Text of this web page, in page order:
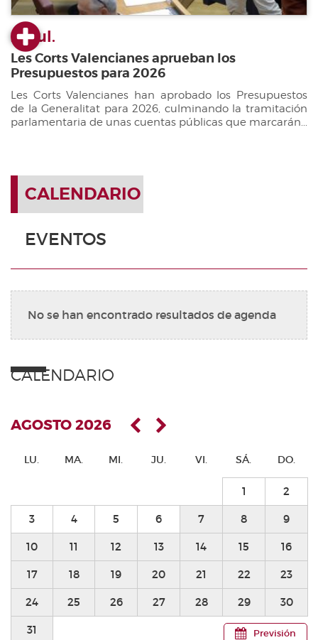
22 jul.
Les Corts Valencianes aprueban los
Presupuestos para 2026
Les Corts Valencianes han aprobado los Presupuestos
de la Generalitat para 2026, culminando la tramitación
parlamentaria de unas cuentas públicas que marcarán...
CALENDARIO
EVENTOS
No se han encontrado resultados de agenda
CALENDARIO
Previsión
AGOSTO 2026
LU. MA. MI. JU. VI. SÁ. DO.
1 2
3 4 5 6 7 8 9
10 11 12 13 14 15 16
17 18 19 20 21 22 23
24 25 26 27 28 29 30
31